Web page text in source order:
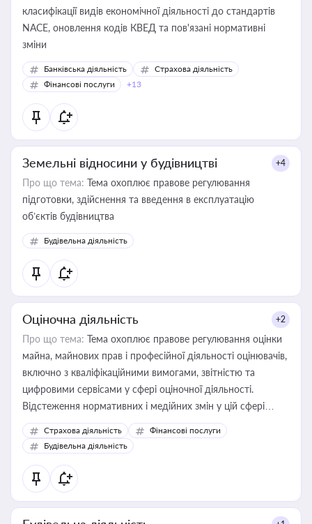
класифікації видів економічної діяльності до стандартів
NACE, оновлення кодів КВЕД та пов'язані нормативні
зміни
Банківська діяльність
Страхова діяльність
Фінансові послуги
+13
Земельні відносини у будівництві +4
Про що тема: Тема охоплює правове регулювання
підготовки, здійснення та введення в експлуатацію
об’єктів будівництва
Будівельна діяльність
Оціночна діяльність +2
Про що тема: Тема охоплює правове регулювання оцінки
майна, майнових прав і професійної діяльності оцінювачів,
включно з кваліфікаційними вимогами, звітністю та
цифровими сервісами у сфері оціночної діяльності.
Відстеження нормативних і медійних змін у цій сфері
корисне для власника бізнесу, керівника, юриста або
бухгалтера під час оподаткування, приватизації, оренди
державного майна, корпоративних угод і перевірки
статусу суб'єктів оціночної діяльності
Страхова діяльність
Фінансові послуги
Будівельна діяльність